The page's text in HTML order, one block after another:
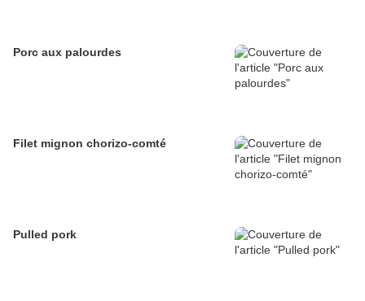
Porc aux palourdes
Filet mignon chorizo-comté
Pulled pork